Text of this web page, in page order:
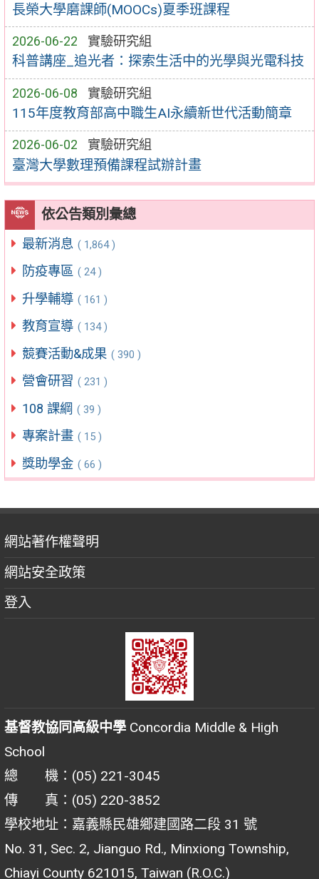
長榮大學磨課師(MOOCs)夏季班課程
2026-06-22 實驗研究組
科普講座_追光者：探索生活中的光學與光電科技
2026-06-08 實驗研究組
115年度教育部高中職生AI永續新世代活動簡章
2026-06-02 實驗研究組
臺灣大學數理預備課程試辦計畫
依公告類別彙總
最新消息 ( 1,864 )
防疫專區 ( 24 )
升學輔導 ( 161 )
教育宣導 ( 134 )
競賽活動&成果 ( 390 )
營會研習 ( 231 )
108 課綱 ( 39 )
專案計畫 ( 15 )
獎助學金 ( 66 )
網站著作權聲明
網站安全政策
登入
基督教協同高級中學 Concordia Middle & High
School
總 機：(05) 221-3045
傳 真：(05) 220-3852
學校地址：嘉義縣民雄鄉建國路二段 31 號
No. 31, Sec. 2, Jianguo Rd., Minxiong Township,
Chiayi County 621015, Taiwan (R.O.C.)